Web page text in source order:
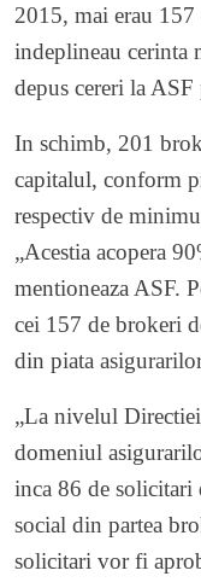
2015, mai erau 157
indeplineau cerinta
depus cereri la ASF
In schimb, 201
capitalul, conform
respectiv de
„Acestia acopera
mentioneaza ASF.
cei 157 de brokeri
din piata
„La nivelul
domeniul
inca 86 de solicitari
social din partea
solicitari vor fi